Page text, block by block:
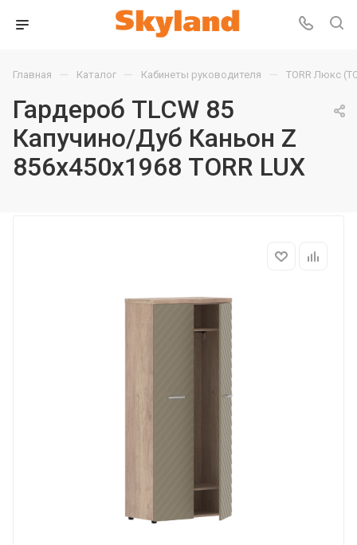
Главная — Каталог — Кабинеты руководителя — TORR Люкс
Гардероб TLCW 85
Капучино/Дуб Каньон Z
856х450х1968 TORR LUX